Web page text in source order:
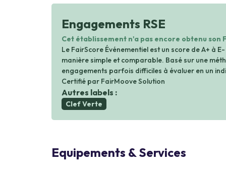
Engagements RSE
Cet établissement n'a pas encore obtenu son
Le FairScore Événementiel est un score de A+ à
manière simple et comparable. Basé sur une
engagements parfois difficiles à évaluer en un
Certifié par FairMoove Solution
Autres labels :
Clef Verte
Equipements & Services